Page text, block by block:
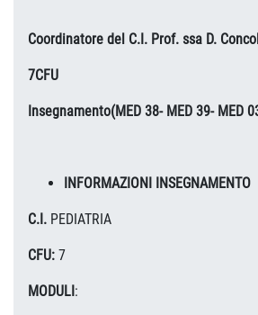
Coordinatore del C.I. Prof. ssa D.
7CFU
Insegnamento(MED 38- MED 39- MED
INFORMAZIONI INSEGNAMENTO
C.I. PEDIATRIA
CFU: 7
MODULI: